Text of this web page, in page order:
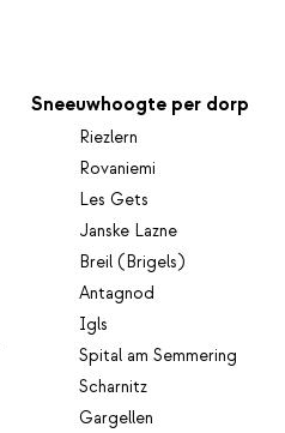
Sneeuwhoogte per dorp
Riezlern
Rovaniemi
Les Gets
Janske Lazne
Breil (Brigels)
Antagnod
Igls
Spital am Semmering
Scharnitz
Gargellen